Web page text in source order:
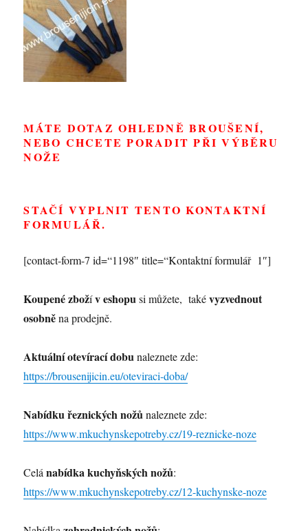
MÁTE DOTAZ OHLEDNĚ BROUŠENÍ,
NEBO CHCETE PORADIT PŘI VÝBĚRU
NOŽE
STAČÍ VYPLNIT TENTO KONTAKTNÍ
FORMULÁŘ.
[contact-form-7 id=“1198″ title=“Kontaktní formulář 1″]
Koupené zbožív eshopusi můžete, takévyzvednout
osobněna prodejně.
Aktuální otevírací dobunaleznete zde:
https://brousenijicin.eu/oteviraci-doba/
Nabídku řeznických nožůnaleznete zde:
https://www.mkuchynskepotreby.cz/19-reznicke-noze
Celánabídka kuchyňských nožů:
https://www.mkuchynskepotreby.cz/12-kuchynske-noze